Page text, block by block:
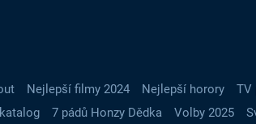
Nejlepší filmy 2024 Nejlepší horory TV
7 pádů Honzy Dědka Volby 2025